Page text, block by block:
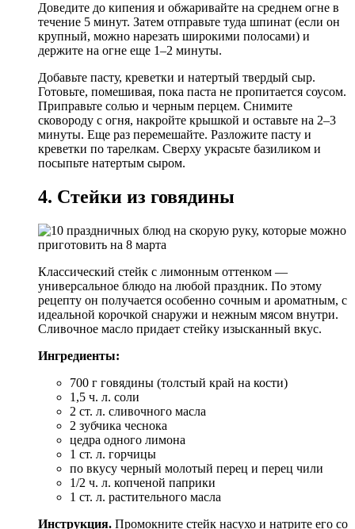
Доведите до кипения и обжаривайте на среднем огне в
течение 5 минут. Затем отправьте туда шпинат (если он
крупный, можно нарезать широкими полосами) и
держите на огне еще 1–2 минуты.
Добавьте пасту, креветки и натертый твердый сыр.
Готовьте, помешивая, пока паста не пропитается соусом.
Приправьте солью и черным перцем. Снимите
сковороду с огня, накройте крышкой и оставьте на 2–3
минуты. Еще раз перемешайте. Разложите пасту и
креветки по тарелкам. Сверху украсьте базиликом и
посыпьте натертым сыром.
4. Стейки из говядины
Классический стейк с лимонным оттенком —
универсальное блюдо на любой праздник. По этому
рецепту он получается особенно сочным и ароматным, с
идеальной корочкой снаружи и нежным мясом внутри.
Сливочное масло придает стейку изысканный вкус.
Ингредиенты:
700 г говядины (толстый край на кости)
1,5 ч. л. соли
2 ст. л. сливочного масла
2 зубчика чеснока
цедра одного лимона
1 ст. л. горчицы
по вкусу черный молотый перец и перец чили
1/2 ч. л. копченой паприки
1 ст. л. растительного масла
Инструкция. Промокните стейк насухо и натрите его со